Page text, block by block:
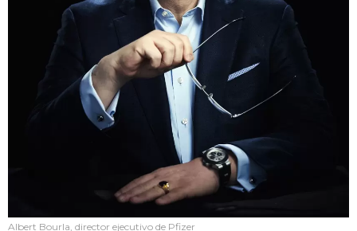
Albert Bourla, director ejecutivo de Pfizer